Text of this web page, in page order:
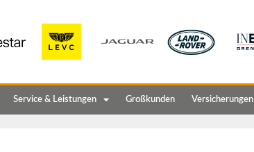
Service & Leistungen Großkunden Versicherungen